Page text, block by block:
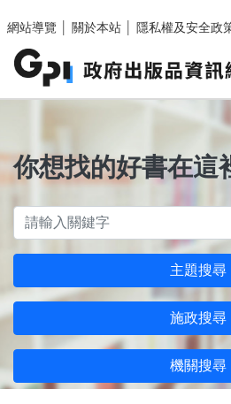
網站導覽
關於本站 隱私權及安全政
你想找的好書在這
主題搜尋
施政搜尋
機關搜尋